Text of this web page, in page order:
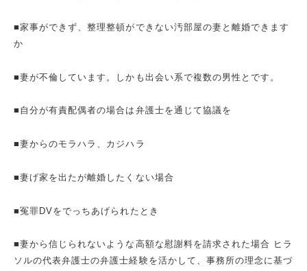
■家事ができず、整理整頓ができない汚部屋の妻と離婚できます
か
■妻が不倫しています。しかも出会い系で複数の男性とです。
■自分が有責配偶者の場合は弁護士を通じて協議を
■妻からのモラハラ、カジハラ
■妻げ家を出たが離婚したくない場合
■冤罪DVをでっちあげられたとき
■妻から信じられないような高額な慰謝料を請求された場合 ヒラ
ソルの代表弁護士の弁護士経験を活かして、事務所の理念に基づ